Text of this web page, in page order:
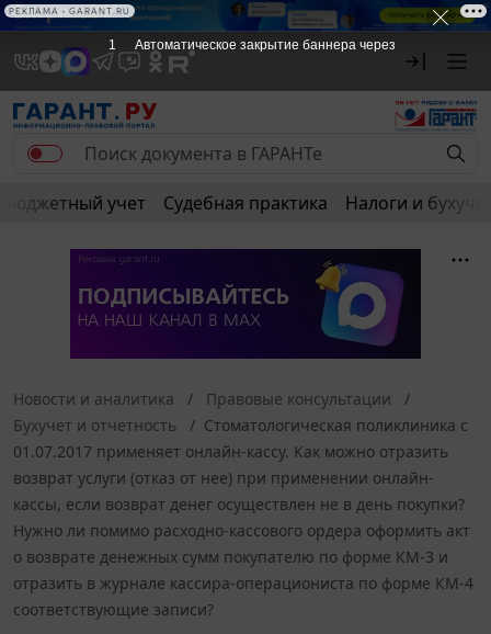
Бюджетный учет Судебная практика Налоги и
Новости и аналитика
Правовые консультации
Бухучет и отчетность
Стоматологическая поликлиника с
01.07.2017 применяет онлайн-кассу. Как можно отразить
возврат услуги (отказ от нее) при применении онлайн-
кассы, если возврат денег осуществлен не в день покупки?
Нужно ли помимо расходно-кассового ордера оформить акт
о возврате денежных сумм покупателю по форме КМ-3 и
отразить в журнале кассира-операциониста по форме КМ-4
соответствующие записи?
1 Автоматическое закрытие баннера через
РЕКЛАМА • GARANT.RU